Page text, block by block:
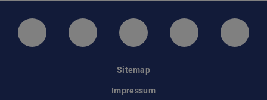
LinkedIn-Seite der TU Darmstadt
Instagram-Kanal der TU
Bluesky-Kanal der TU
Facebook-
Sitemap
Impressum